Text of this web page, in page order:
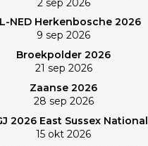
2 sep 2026
NED Herkenbosche 2026
9 sep 2026
Broekpolder 2026
21 sep 2026
Zaanse 2026
28 sep 2026
2026 East Sussex National
15 okt 2026